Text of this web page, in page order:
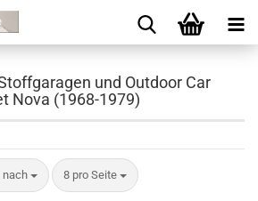
und Outdoor Car
Nova (1968-1979)
nach 8 pro Seite